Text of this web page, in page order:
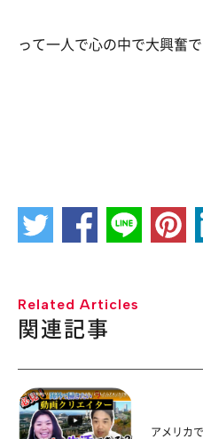
って一人で心の中で大興奮
Related Articles
関連記事
アメリカ